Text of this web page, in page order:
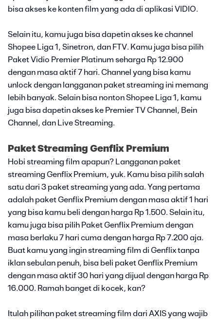
bisa akses ke konten film yang ada di aplikasi VIDIO.
Selain itu, kamu juga bisa dapetin akses ke channel
Shopee Liga 1, Sinetron, dan FTV. Kamu juga bisa pilih
Paket Vidio Premier Platinum seharga Rp 12.900
dengan masa aktif 7 hari. Channel yang bisa kamu
unlock dengan langganan paket streaming ini memang
lebih banyak. Selain bisa nonton Shopee Liga 1, kamu
juga bisa dapetin akses ke Premier TV Channel, Bein
Channel, dan Live Streaming.
Paket Streaming Genflix Premium
Hobi streaming film apapun? Langganan paket
streaming Genflix Premium, yuk. Kamu bisa pilih salah
satu dari 3 paket streaming yang ada. Yang pertama
adalah paket Genflix Premium dengan masa aktif 1 hari
yang bisa kamu beli dengan harga Rp 1.500. Selain itu,
kamu juga bisa pilih Paket Genflix Premium dengan
masa berlaku 7 hari cuma dengan harga Rp 7.200 aja.
Buat kamu yang ingin streaming film di Genflix tanpa
iklan sebulan penuh, bisa beli paket Genflix Premium
dengan masa aktif 30 hari yang dijual dengan harga Rp
16.000. Ramah banget di kocek, kan?
Itulah pilihan paket streaming film dari AXIS yang wajib